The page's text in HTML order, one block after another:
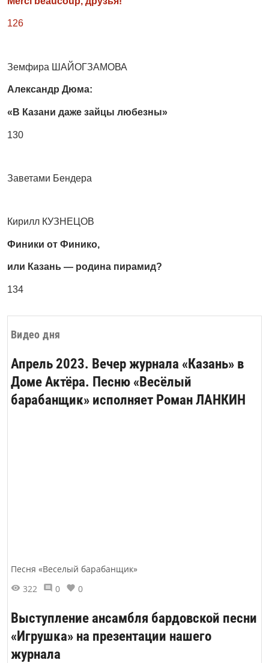
Видео дня
Апрель 2023. Вечер журнала «Казань» в
Доме Актёра. Песню «Весёлый
барабанщик» исполняет Роман ЛАНКИН
Песня «Веселый барабанщик»
322
0 0
Выступление ансамбля бардовской песни
«Игрушка» на презентации нашего
журнала
126
Земфира ШАЙОГЗАМОВА
Александр Дюма:
«В Казани даже зайцы любезны»
130
Заветами Бендера
Кирилл КУЗНЕЦОВ
Финики от Финико,
или Казань — родина пирамид?
134